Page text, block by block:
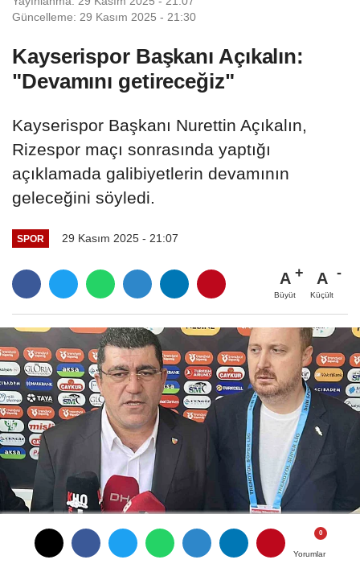
Yorumlar
Yorumlar
Yorumlar
Güncelleme: 29 Kasım 2025 - 21:30
Kayserispor Başkanı Açıkalın:
"Devamını getireceğiz"
Kayserispor Başkanı Nurettin Açıkalın,
Rizespor maçı sonrasında yaptığı
açıklamada galibiyetlerin devamının
geleceğini söyledi.
SPOR 29 Kasım 2025 - 21:07
Yorumlar
A
Büyüt
A
Küçült